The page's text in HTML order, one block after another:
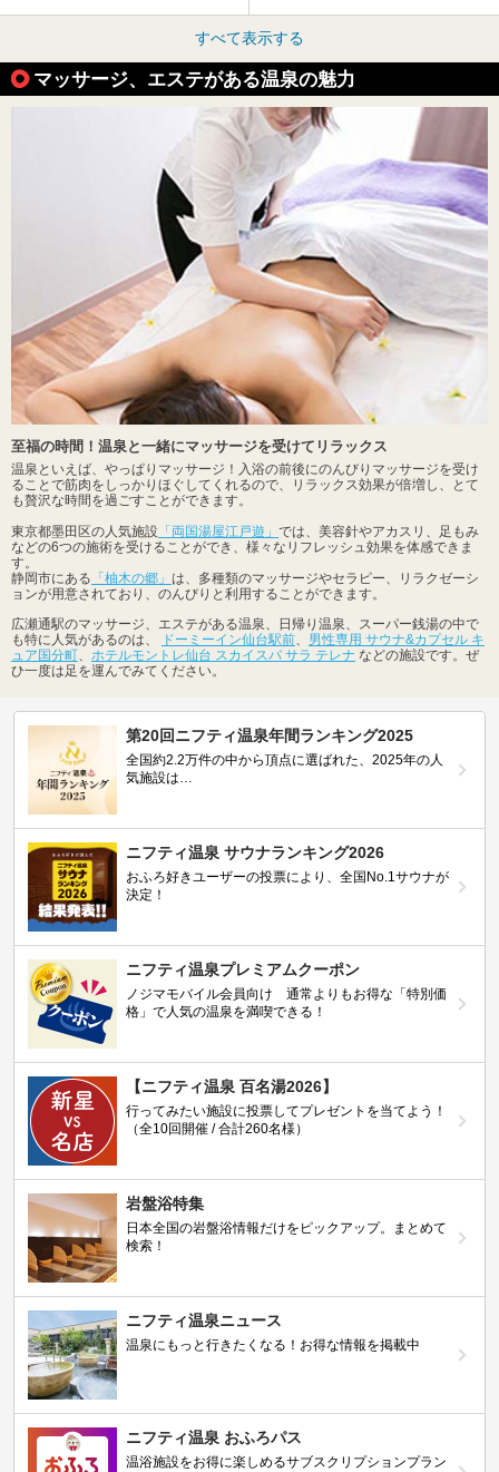
すべて表示する
マッサージ、エステがある温泉の魅力
至福の時間！温泉と一緒にマッサージを受けてリラックス
温泉といえば、やっぱりマッサージ！入浴の前後にのんびりマッサージを受け
ることで筋肉をしっかりほぐしてくれるので、リラックス効果が倍増し、とて
も贅沢な時間を過ごすことができます。
東京都墨田区の人気施設 「両国湯屋江戸遊」 では、美容針やアカスリ、足もみ
などの6つの施術を受けることができ、様々なリフレッシュ効果を体感できま
す。
静岡市にある 「柚木の郷」 は、多種類のマッサージやセラピー、リラクゼーシ
ョンが用意されており、のんびりと利用することができます。
広瀬通駅のマッサージ、エステがある温泉、日帰り温泉、スーパー銭湯の中で
も特に人気があるのは、
ドーミーイン仙台駅前
男性専用 サウナ&カプセル キ
ュア国分町
ホテルモントレ仙台 スカイスパ サラ テレナ などの施設です。ぜ
ひ一度は足を運んでみてください。
第20回ニフティ温泉年間ランキング2025
全国約2.2万件の中から頂点に選ばれた、2025年の人
気施設は…
ニフティ温泉 サウナランキング2026
おふろ好きユーザーの投票により、全国No.1サウナが
決定！
ニフティ温泉プレミアムクーポン
ノジマモバイル会員向け 通常よりもお得な「特別価
格」で人気の温泉を満喫できる！
【ニフティ温泉 百名湯2026】
行ってみたい施設に投票してプレゼントを当てよう！
（全10回開催 / 合計260名様）
岩盤浴特集
日本全国の岩盤浴情報だけをピックアップ。まとめて
検索！
ニフティ温泉ニュース
温泉にもっと行きたくなる！お得な情報を掲載中
ニフティ温泉 おふろパス
温浴施設をお得に楽しめるサブスクリプションプラン